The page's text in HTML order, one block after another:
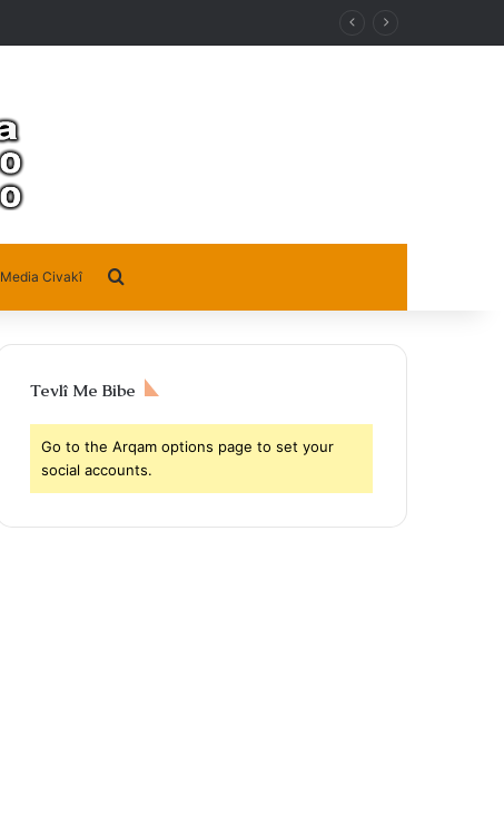
Media Civakî
Tevlî Me Bibe
Go to the Arqam options page to set your
social accounts.